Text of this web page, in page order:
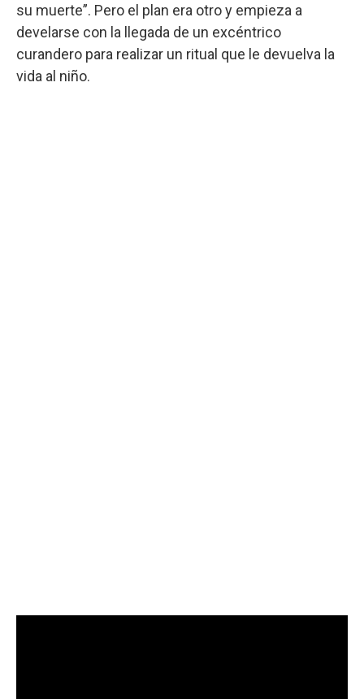
su muerte”. Pero el plan era otro y empieza a
develarse con la llegada de un excéntrico
curandero para realizar un ritual que le devuelva la
vida al niño.